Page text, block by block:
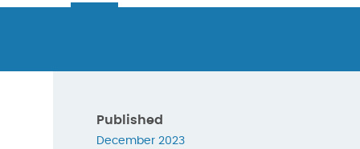
Published
December 2023